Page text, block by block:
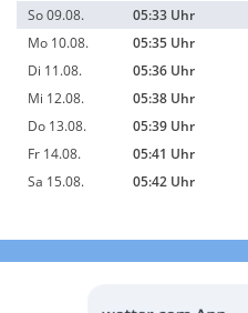
So 09.08.
05:33 Uhr
Mo 10.08.
05:35 Uhr
Di 11.08.
05:36 Uhr
Mi 12.08.
05:38 Uhr
Do 13.08.
05:39 Uhr
Fr 14.08.
05:41 Uhr
Sa 15.08.
05:42 Uhr